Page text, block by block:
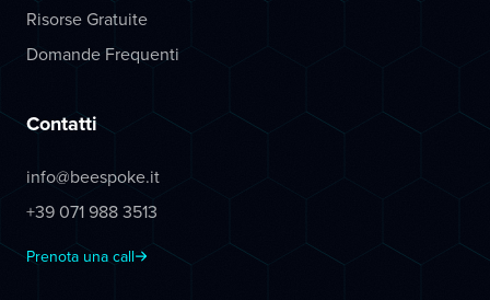
Risorse Gratuite
Domande Frequenti
Contatti
info@beespoke.it
+39 071 988 3513
Prenota una call